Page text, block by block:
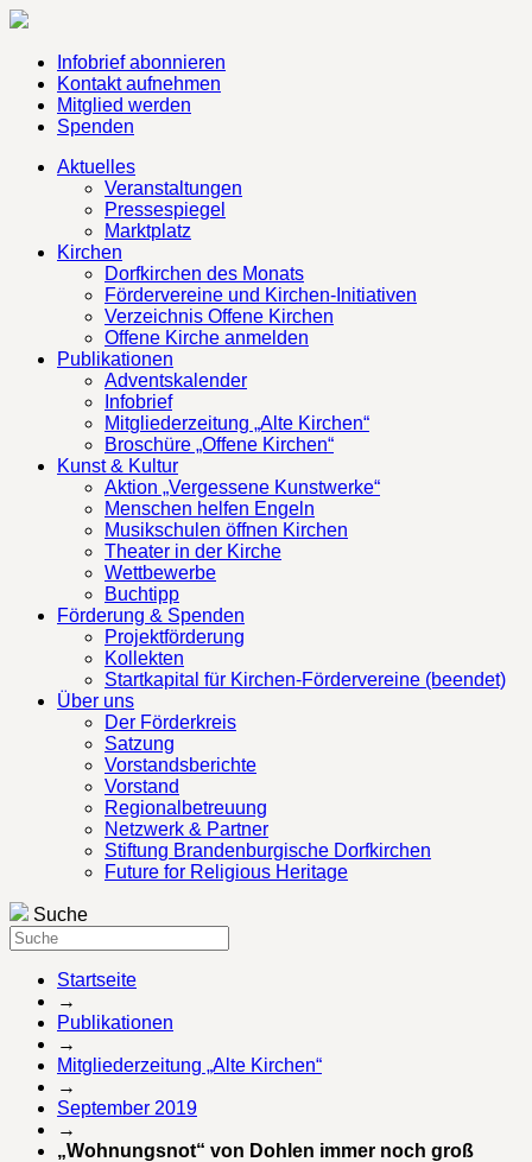
Infobrief abonnieren
Kontakt aufnehmen
Mitglied werden
Spenden
Aktuelles
Veranstaltungen
Pressespiegel
Marktplatz
Kirchen
Dorfkirchen des Monats
Fördervereine und Kirchen-Initiativen
Verzeichnis Offene Kirchen
Offene Kirche anmelden
Publikationen
Adventskalender
Infobrief
Mitgliederzeitung „Alte Kirchen“
Broschüre „Offene Kirchen“
Kunst & Kultur
Aktion „Vergessene Kunstwerke“
Menschen helfen Engeln
Musikschulen öffnen Kirchen
Theater in der Kirche
Wettbewerbe
Buchtipp
Förderung & Spenden
Projektförderung
Kollekten
Startkapital für Kirchen-Fördervereine (beendet)
Über uns
Der Förderkreis
Satzung
Vorstandsberichte
Vorstand
Regionalbetreuung
Netzwerk & Partner
Stiftung Brandenburgische Dorfkirchen
Future for Religious Heritage
Suche
Startseite
→
Publikationen
→
Mitgliederzeitung „Alte Kirchen“
→
September 2019
→
„Wohnungsnot“ von Dohlen immer noch groß